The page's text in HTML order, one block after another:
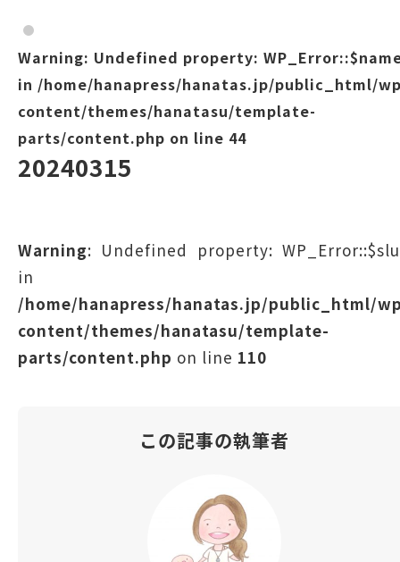
Warning: Undefined property:
in /home/hanapress/hanatas.jp/public_html/
content/themes/hanatasu/template-
parts/content.php on line 44
20240315
Warning: Undefined property:
in
/home/hanapress/hanatas.jp/public_html/
content/themes/hanatasu/template-
parts/content.php on line 110
この記事の執筆者